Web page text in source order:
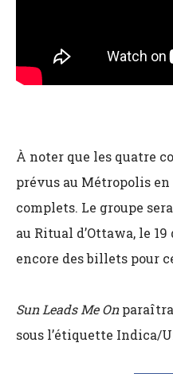
À noter que les quatre
prévus au Métropolis
complets. Le groupe
au Ritual d’Ottawa, le
encore des billets pour
Sun Leads Me Onparaîtra
sous l’étiquette Indica/